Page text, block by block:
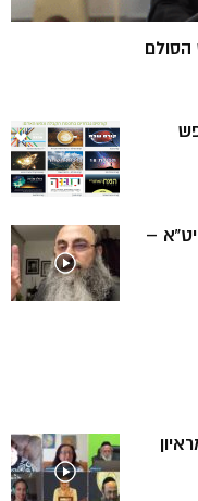
הסולם
–